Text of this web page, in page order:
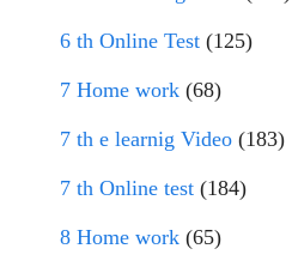
6 th Online Test (125)
7 Home work (68)
7 th e learnig Video (183)
7 th Online test (184)
8 Home work (65)